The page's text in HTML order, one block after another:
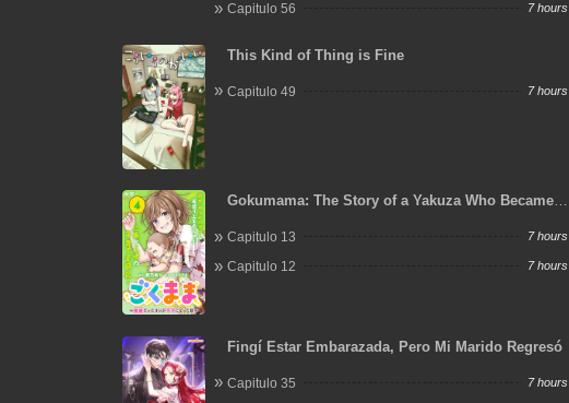
Capitulo 56 7 hours
This Kind of Thing is Fine
Capitulo 49 7 hours
Gokumama: The Story of a Yakuza Who Became a
Capitulo 13 7 hours
Capitulo 12 7 hours
Fingí Estar Embarazada, Pero Mi Marido Regresó
Capitulo 35 7 hours